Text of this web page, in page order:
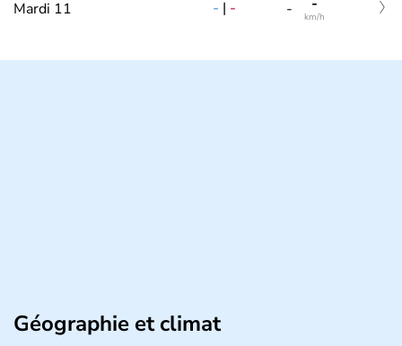
Mardi 11 - | - - km/h
Géographie et climat